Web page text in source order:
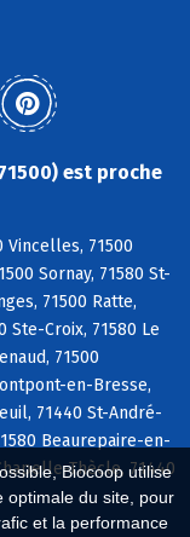
Biocoop utilise
optimale du site, pour
et la performance
est proche
Vincelles, 71500
Sornay, 71580 St-
71500 Ratte,
Ste-Croix, 71580 Le
71500
en-Bresse,
71440 St-André-
Beaurepaire-en-
Thècle, 71440